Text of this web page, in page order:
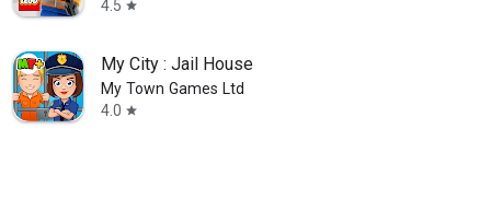
4.5 star
My City : Jail House
My Town Games Ltd
4.0 star